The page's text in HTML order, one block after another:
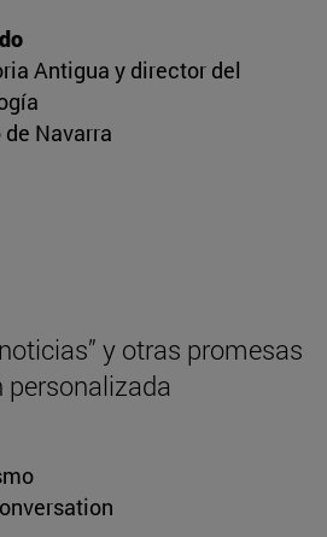
Antigua y director del
Navarra
y otras promesas